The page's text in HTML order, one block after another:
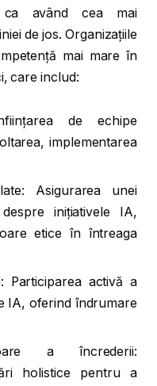
ca având cea mai
de jos. Organizațiile
mai mare în
care includ:
de echipe
implementarea
Asigurarea unei
inițiativele IA,
etice în întreaga
Participarea activă a
IA, oferind îndrumare
a încrederii:
holistice pentru a